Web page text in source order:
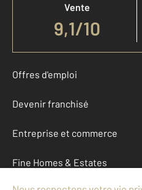
Vente
9,1/10
Offres d'emploi
Devenir franchisé
Entreprise et commerce
Fine Homes & Estates